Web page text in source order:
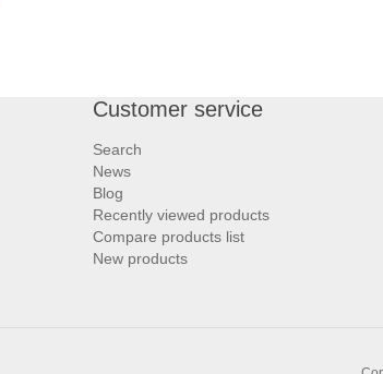
Customer service
Search
News
Blog
Recently viewed products
Compare products list
New products